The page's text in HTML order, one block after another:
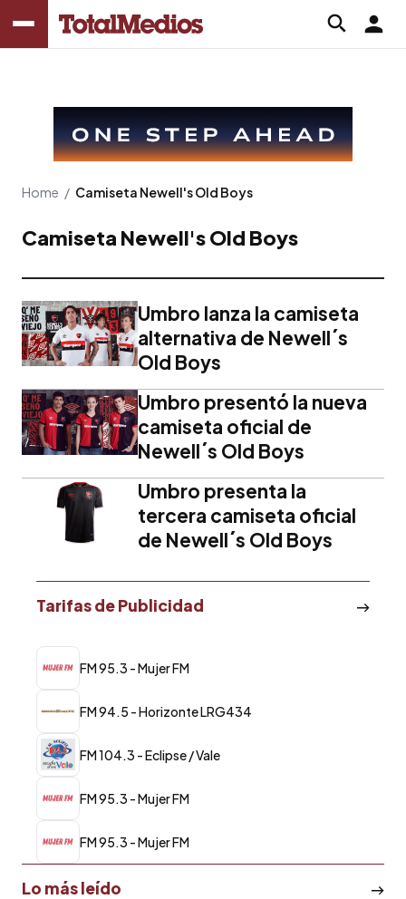
Home / Camiseta Newell's Old Boys
Camiseta Newell's Old Boys
Umbro lanza la camiseta
alternativa de Newell´s
Old Boys
Umbro presentó la nueva
camiseta oficial de
Newell´s Old Boys
Umbro presenta la
tercera camiseta oficial
de Newell´s Old Boys
Tarifas de Publicidad
FM 95.3 - Mujer FM
FM 94.5 - Horizonte LRG434
FM 104.3 - Eclipse / Vale
FM 95.3 - Mujer FM
FM 95.3 - Mujer FM
Lo más leído